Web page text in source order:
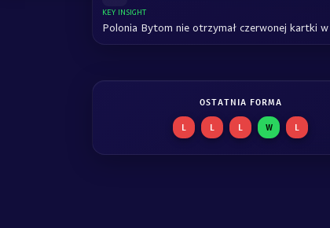
KEY INSIGHT
Polonia Bytom nie otrzymał czerwonej kartki
OSTATNIA FORMA
L L L W L